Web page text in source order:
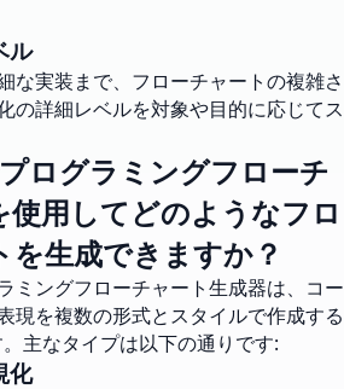
ル
な実装まで、フローチャートの複雑さ
の詳細レベルを対象や目的に応じてス
ログラミングフローチ
使用してどのようなフロ
を生成できますか？
ミングフローチャート生成器は、コー
現を複数の形式とスタイルで作成する
主なタイプは以下の通りです:
化